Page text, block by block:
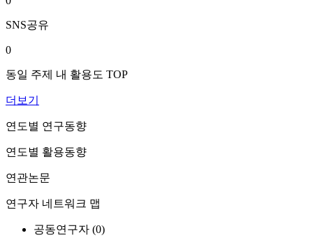
SNS공유
0
동일 주제 내 활용도 TOP
더보기
연도별 연구동향
연도별 활용동향
연관논문
연구자 네트워크 맵
공동연구자 (0)